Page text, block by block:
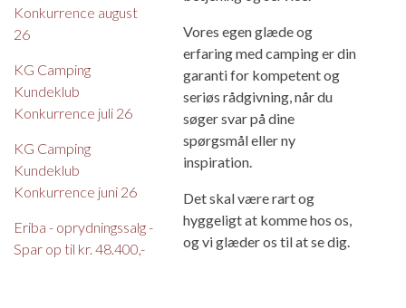
Konkurrence august
26
KG Camping
Kundeklub
Konkurrence juli 26
KG Camping
Kundeklub
Konkurrence juni 26
Eriba - oprydningssalg -
Spar op til kr. 48.400,-
Vores egen glæde og
erfaring med camping er din
garanti for kompetent og
seriøs rådgivning, når du
søger svar på dine
spørgsmål eller ny
inspiration.
Det skal være rart og
hyggeligt at komme hos os,
og vi glæder os til at se dig.